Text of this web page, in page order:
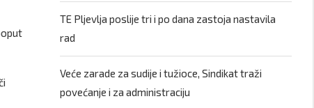
TE Pljevlja poslije tri i po dana zastoja nastavila
rad
Veće zarade za sudije i tužioce, Sindikat traži
povećanje i za administraciju